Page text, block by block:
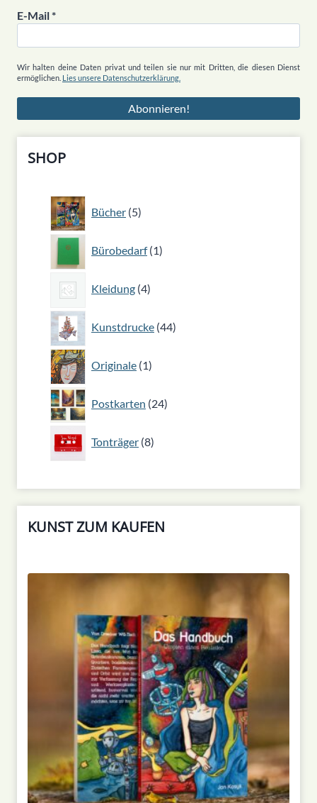
E-Mail*
Wir halten deine Daten privat und teilen sie nur mit Dritten, die diesen Dienst
ermöglichen. Lies unsere Datenschutzerklärung.
SHOP
Bücher 5
5
Produkte
Bürobedarf 1
1
Produkt
Kleidung 4
4
Produkte
Kunstdrucke 44
44
Produkte
Originale 1
1
Produkt
Postkarten 24
24
Produkte
Tonträger 8
8
Produkte
KUNST ZUM KAUFEN